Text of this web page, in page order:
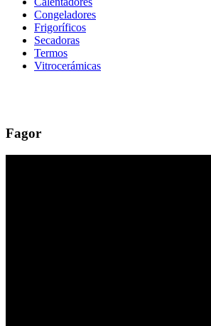
Congeladores
Frigoríficos
Secadoras
Termos
Vitrocerámicas
Fagor